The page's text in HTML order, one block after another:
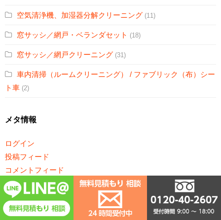
空気清浄機、加湿器分解クリーニング (11)
窓サッシ／網戸・ベランダセット (18)
窓サッシ／網戸クリーニング (31)
車内清掃（ルームクリーニング） / ファブリック（布）シー
ト車 (2)
メタ情報
ログイン
投稿フィード
コメントフィード
WordPress.org